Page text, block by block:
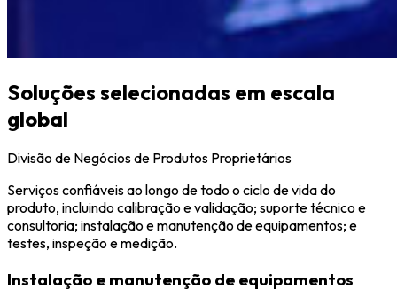
Soluções selecionadas em escala
global
Divisão de Negócios de Produtos Proprietários
Serviços confiáveis ao longo de todo o ciclo de vida do
produto, incluindo calibração e validação; suporte técnico e
consultoria; instalação e manutenção de equipamentos; e
testes, inspeção e medição.
Instalação e manutenção de equipamentos